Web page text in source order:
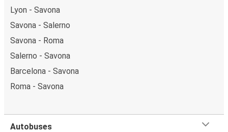
Lyon - Savona
Savona - Salerno
Savona - Roma
Salerno - Savona
Barcelona - Savona
Roma - Savona
Autobuses